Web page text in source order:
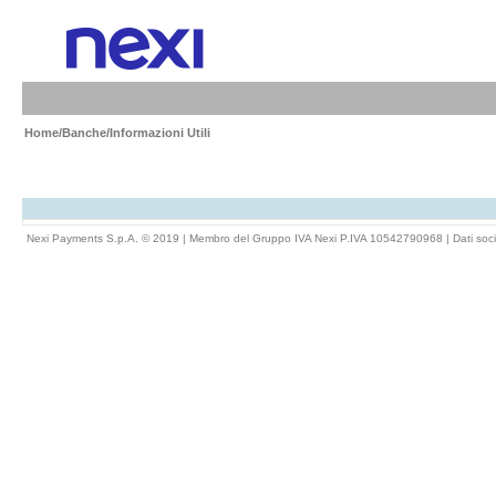
Home/Banche/Informazioni Utili
Nexi Payments S.p.A. © 2019 | Membro del Gruppo IVA Nexi P.IVA 10542790968 | Dati